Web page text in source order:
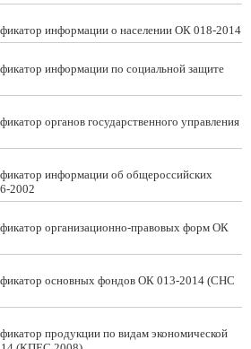
информации о населении ОК 018-2014
информации по социальной защите
органов государственного управления
информации об общероссийских
2002
организационно-правовых форм ОК
основных фондов ОК 013-2014 (СНС
продукции по видам экономической